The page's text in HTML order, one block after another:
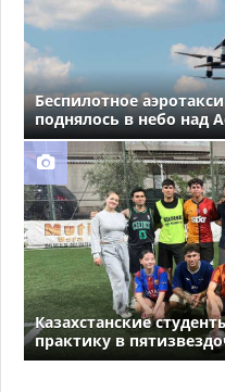
Беспилотное
поднялось в небо над
Казахстанские
практику в